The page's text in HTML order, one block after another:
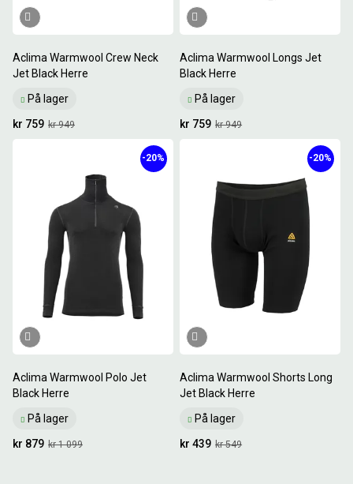
Aclima Warmwool Crew Neck
Jet Black Herre
På lager
kr 949
kr 759
Aclima Warmwool Longs Jet
Black Herre
På lager
kr 949
kr 759
Aclima Warmwool Polo Jet
Black Herre
På lager
-20%
kr 1 099
kr 879
Aclima Warmwool Shorts Long
Jet Black Herre
På lager
-20%
kr 549
kr 439